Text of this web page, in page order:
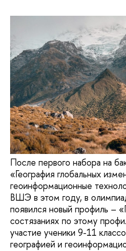
После первого набора на
«География глобальных
геоинформационные
ВШЭ в этом году, в
появился новый профиль –
состязаниях по этому
участие ученики 9-11
географией и